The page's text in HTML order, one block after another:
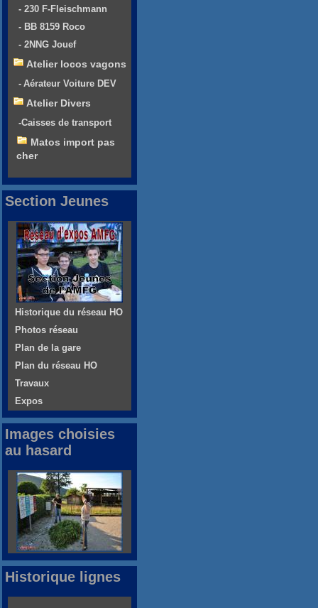
- 230 F-Fleischmann
- BB 8159 Roco
- 2NNG Jouef
Atelier locos vagons
- Aérateur Voiture DEV
Atelier Divers
-Caisses de transport
Matos import pas
cher
Section Jeunes
Historique du réseau HO
Photos réseau
Plan de la gare
Plan du réseau HO
Travaux
Expos
Images choisies
au hasard
Historique lignes